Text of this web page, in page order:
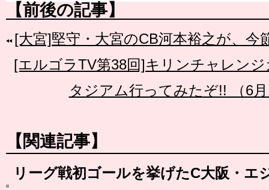
【前後の記事】
[大宮]堅守・大宮のCB河本裕之が、
[エルゴラTV第38回]キリンチャレン
タジアム行ってみたぞ!! （6
【関連記事】
リーグ戦初ゴールを挙げたC大阪・エ